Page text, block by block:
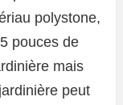
polystone,
pouces de
mais
peut